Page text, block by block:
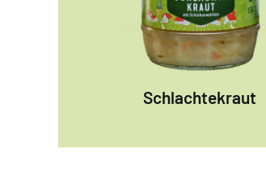
Schlachtekraut